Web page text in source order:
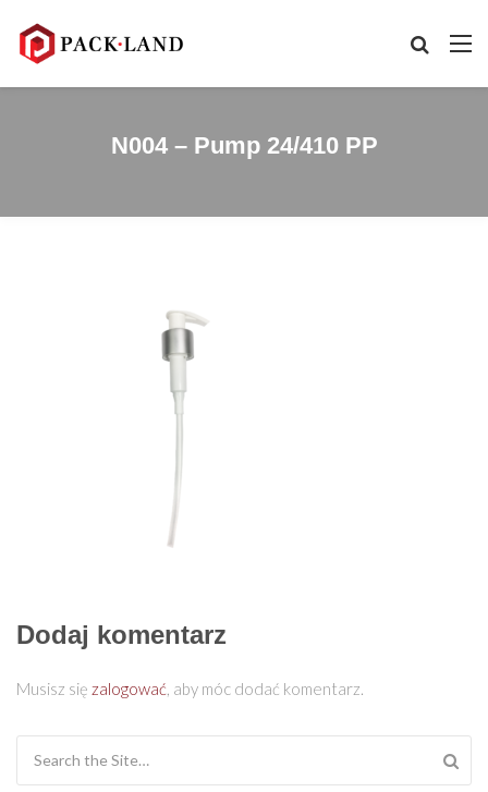
N004 – Pump 24/410 PP
Dodaj komentarz
Musisz się zalogować, aby móc dodać komentarz.